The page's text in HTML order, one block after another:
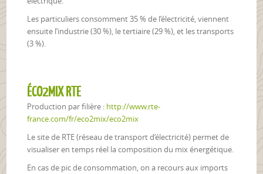
Les particuliers consomment 35 % de l’électricité, viennent
ensuite l’industrie (30 %), le tertiaire (29 %), et les transports
(3 %).
ÉCO2MIX RTE
Production par filière : http://www.rte-
france.com/fr/eco2mix/eco2mix
Le site de RTE (réseau de transport d’électricité) permet de
visualiser en temps réel la composition du mix énergétique.
En cas de pic de consommation, on a recours aux imports